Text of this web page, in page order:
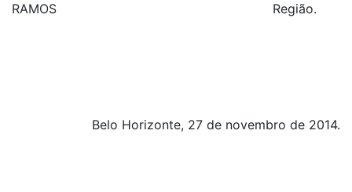
RAMOS
Região.
Belo Horizonte, 27 de novembro de 2014.